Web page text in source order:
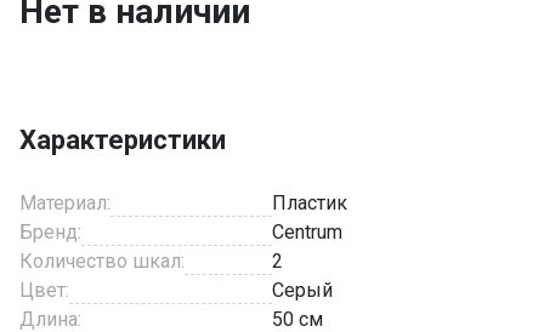
Нет в наличии
Характеристики
Материал:
Пластик
Бренд:
Centrum
Количество шкал:
2
Цвет:
Серый
Длина:
50 см